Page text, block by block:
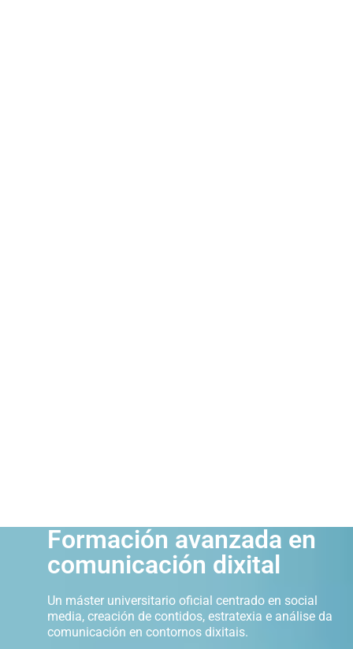
Cerca do 50% da docencia
impartida por profesionais
en activo
Formación compartida entre profesorado universitario